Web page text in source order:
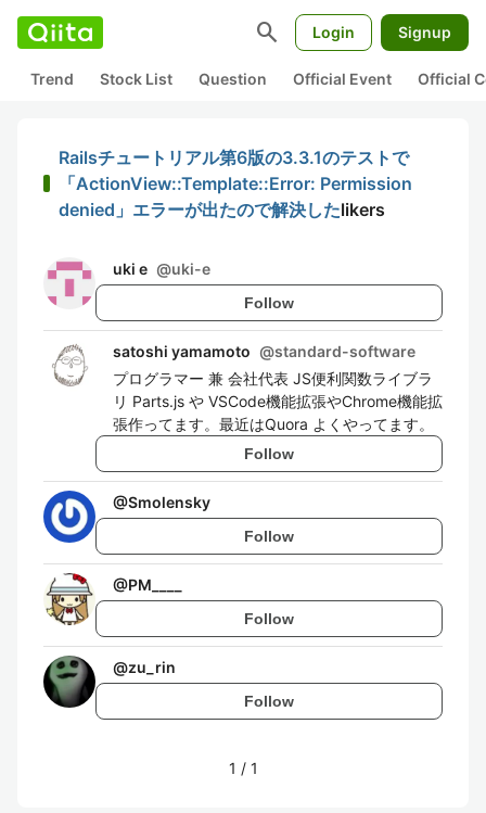
search Login Signup
Trend Stock List Question Official Event Official
Railsチュートリアル第6版の3.3.1のテストで
「ActionView::Template::Error: Permission
denied」エラーが出たので解決したlikers
uki e @uki-e
Follow
satoshi yamamoto @standard-software
プログラマー 兼 会社代表 JS便利関数ライブラ
リ Parts.js や VSCode機能拡張やChrome機能拡
張作ってます。最近はQuora よくやってます。
Follow
@Smolensky
Follow
@PM____
Follow
@zu_rin
Follow
1 / 1